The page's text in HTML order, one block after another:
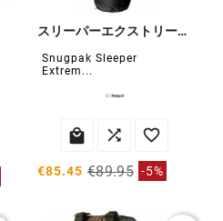
スリーパーエクストリーム寝袋 黒
Snugpak Sleeper
Extrem...
  
€85.45 €89.95 -5%